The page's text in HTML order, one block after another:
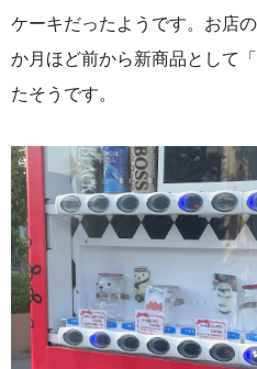
ケーキだったようです。お店
か月ほど前から新商品として
たそうです。